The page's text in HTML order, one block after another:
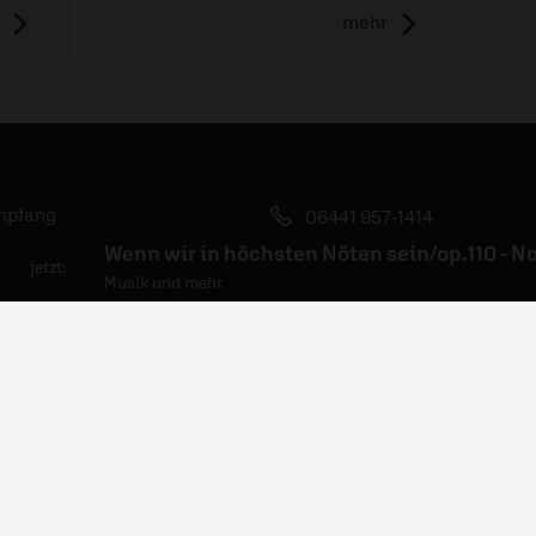
mehr
06441 957-1414
Kontakt
Nutzungsanfrage
jetzt:
Musik und mehr